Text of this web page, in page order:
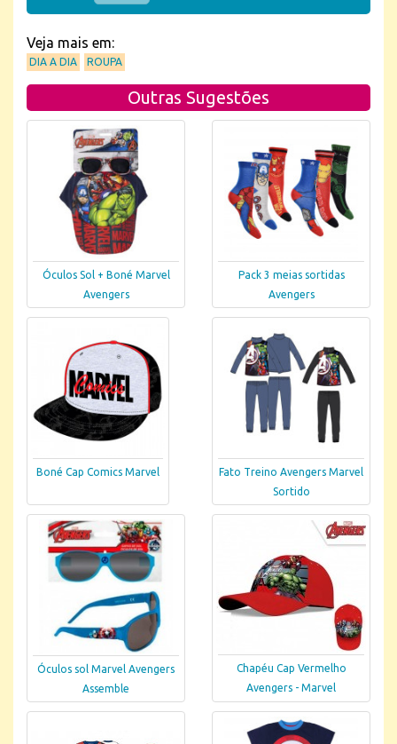
Veja mais em:
DIA A DIA ROUPA
Outras Sugestões
Óculos Sol + Boné Marvel
Avengers
Pack 3 meias sortidas
Avengers
Boné Cap Comics Marvel
Fato Treino Avengers Marvel
Sortido
Óculos sol Marvel Avengers
Assemble
Chapéu Cap Vermelho
Avengers - Marvel